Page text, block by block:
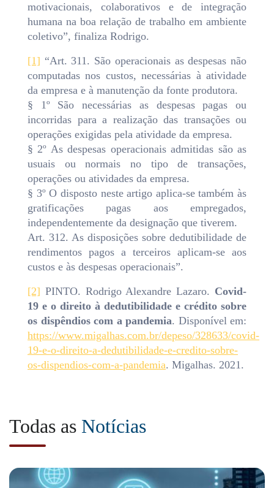
motivacionais, colaborativos e de integração
humana na boa relação de trabalho em ambiente
coletivo”, finaliza Rodrigo.
[1] “Art. 311. São operacionais as despesas não
computadas nos custos, necessárias à atividade
da empresa e à manutenção da fonte produtora.
§ 1º São necessárias as despesas pagas ou
incorridas para a realização das transações ou
operações exigidas pela atividade da empresa.
§ 2º As despesas operacionais admitidas são as
usuais ou normais no tipo de transações,
operações ou atividades da empresa.
§ 3º O disposto neste artigo aplica-se também às
gratificações pagas aos empregados,
independentemente da designação que tiverem.
Art. 312. As disposições sobre dedutibilidade de
rendimentos pagos a terceiros aplicam-se aos
custos e às despesas operacionais”.
[2] PINTO. Rodrigo Alexandre Lazaro. Covid-
19 e o direito à dedutibilidade e crédito sobre
os dispêndios com a pandemia. Disponível em:
https://www.migalhas.com.br/depeso/328633/covid-
19-e-o-direito-a-dedutibilidade-e-credito-sobre-
os-dispendios-com-a-pandemia. Migalhas. 2021.
Todas as Notícias